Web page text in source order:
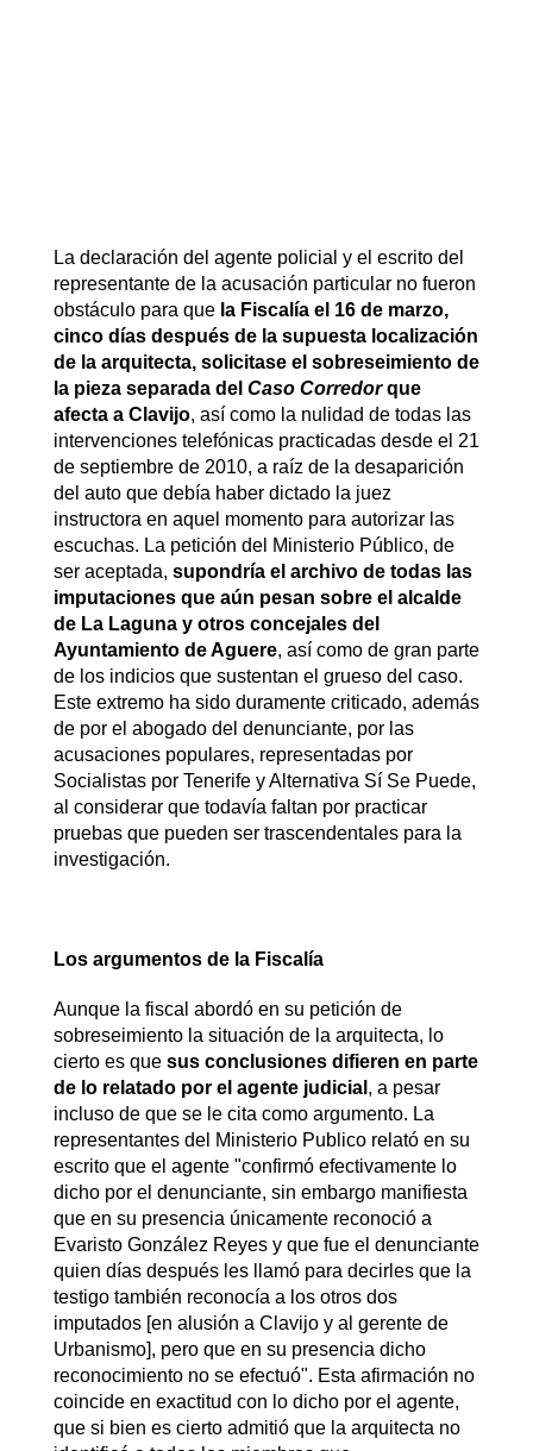
La declaración del agente policial y el escrito del
representante de la acusación particular no fueron
obstáculo para que la Fiscalía el 16 de marzo,
cinco días después de la supuesta localización
de la arquitecta, solicitase el sobreseimiento de
la pieza separada del Caso Corredorque
afecta a Clavijo, así como la nulidad de todas las
intervenciones telefónicas practicadas desde el 21
de septiembre de 2010, a raíz de la desaparición
del auto que debía haber dictado la juez
instructora en aquel momento para autorizar las
escuchas. La petición del Ministerio Público, de
ser aceptada, supondría el archivo de todas las
imputaciones que aún pesan sobre el alcalde
de La Laguna y otros concejales del
Ayuntamiento de Aguere, así como de gran parte
de los indicios que sustentan el grueso del caso.
Este extremo ha sido duramente criticado, además
de por el abogado del denunciante, por las
acusaciones populares, representadas por
Socialistas por Tenerife y Alternativa Sí Se Puede,
al considerar que todavía faltan por practicar
pruebas que pueden ser trascendentales para la
investigación.
Los argumentos de la Fiscalía
Aunque la fiscal abordó en su petición de
sobreseimiento la situación de la arquitecta, lo
cierto es que sus conclusiones difieren en parte
de lo relatado por el agente judicial , a pesar
incluso de que se le cita como argumento. La
representantes del Ministerio Publico relató en su
escrito que el agente "confirmó efectivamente lo
dicho por el denunciante, sin embargo manifiesta
que en su presencia únicamente reconoció a
Evaristo González Reyes y que fue el denunciante
quien días después les llamó para decirles que la
testigo también reconocía a los otros dos
imputados [en alusión a Clavijo y al gerente de
Urbanismo], pero que en su presencia dicho
reconocimiento no se efectuó". Esta afirmación no
coincide en exactitud con lo dicho por el agente,
que si bien es cierto admitió que la arquitecta no